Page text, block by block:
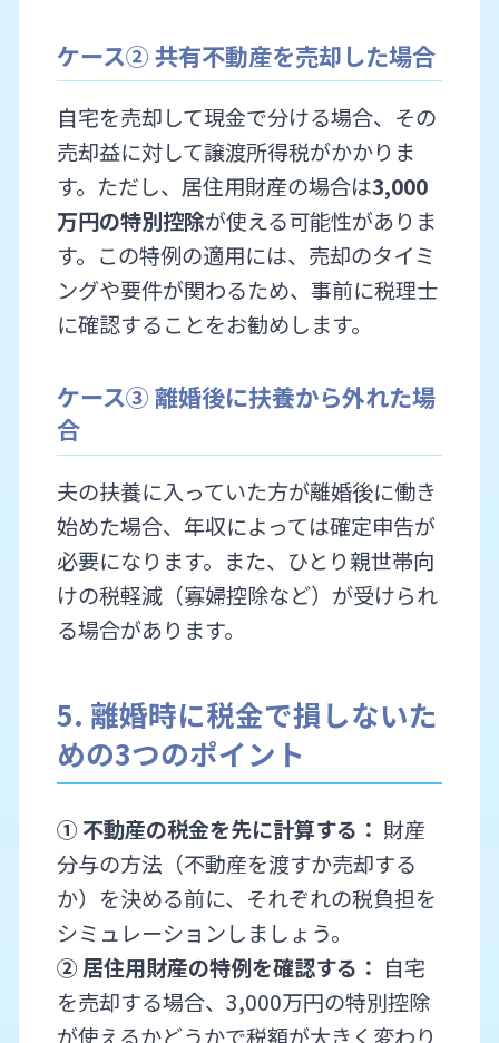
ケース② 共有不動産を売却した場合
自宅を売却して現金で分ける場合、その
売却益に対して譲渡所得税がかかりま
す。ただし、居住用財産の場合は3,000
万円の特別控除が使える可能性がありま
す。この特例の適用には、売却のタイミ
ングや要件が関わるため、事前に税理士
に確認することをお勧めします。
ケース③ 離婚後に扶養から外れた場
合
夫の扶養に入っていた方が離婚後に働き
始めた場合、年収によっては確定申告が
必要になります。また、ひとり親世帯向
けの税軽減（寡婦控除など）が受けられ
る場合があります。
5. 離婚時に税金で損しないた
めの3つのポイント
① 不動産の税金を先に計算する： 財産
分与の方法（不動産を渡すか売却する
か）を決める前に、それぞれの税負担を
シミュレーションしましょう。
② 居住用財産の特例を確認する： 自宅
を売却する場合、3,000万円の特別控除
が使えるかどうかで税額が大きく変わり